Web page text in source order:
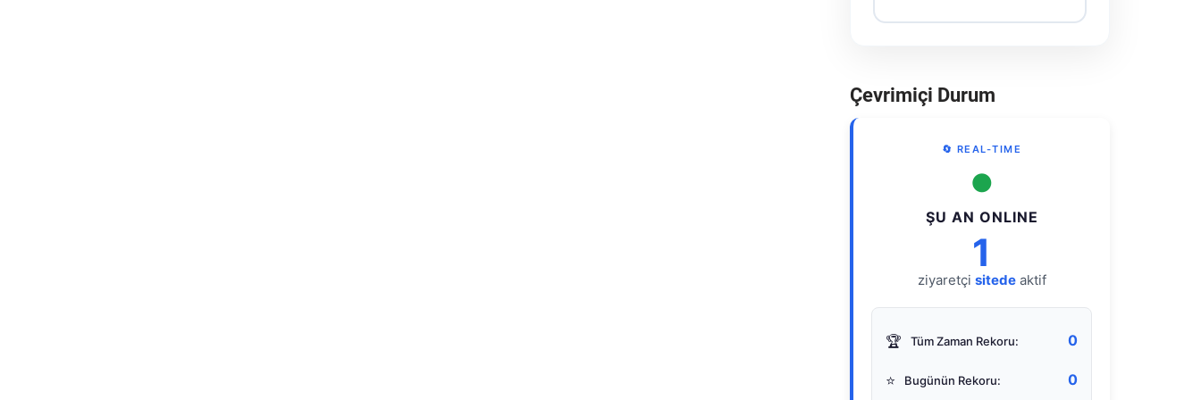
Çevrimiçi Durum
🔄 REAL-TIME
●
ŞU AN ONLINE
1
ziyaretçi sitedeaktif
🏆 Tüm Zaman Rekoru: 0
⭐ Bugünün Rekoru: 0